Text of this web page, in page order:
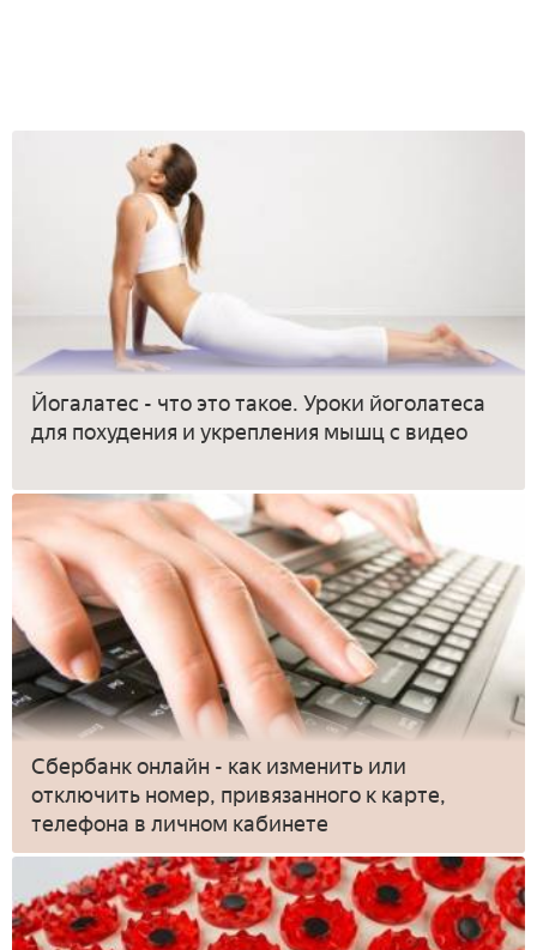
Йогалатес - что это такое. Уроки йоголатеса
для похудения и укрепления мышц с видео
Сбербанк онлайн - как изменить или
отключить номер, привязанного к карте,
телефона в личном кабинете